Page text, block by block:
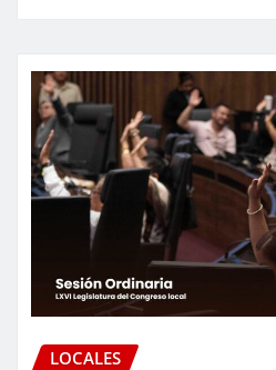
LOCALES